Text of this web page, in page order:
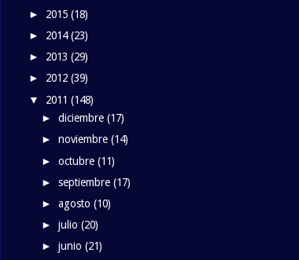
► 2015 (18)
► 2014(23)
► 2013 (29)
► 2012 (39)
▼ 2011 (148)
►diciembre(17)
►noviembre(14)
►octubre(11)
►septiembre(17)
►agosto(10)
►julio(20)
►junio(21)